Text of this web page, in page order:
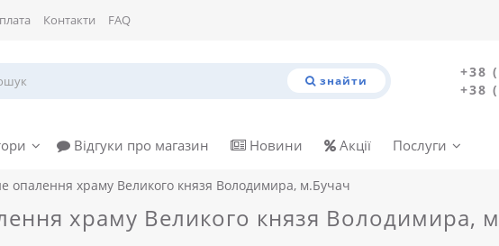
Контакти FAQ
знайти
+38
+38
Відгуки про магазин Новини Акції Послуги
опалення храму Великого князя Володимира, м.Бучач
храму Великого князя Володимира,